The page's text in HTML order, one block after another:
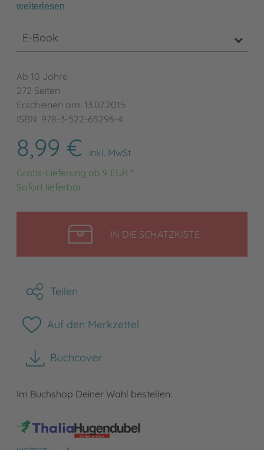
weiterlesen
E-Book
Ab 10 Jahre
272 Seiten
Erschienen am: 13.07.2015
ISBN: 978-3-522-65296-4
8,99 €
inkl. MwSt
Gratis-Lieferung ab 9 EUR *
Sofort lieferbar
IN DIE SCHATZKISTELEGEN
Teilen
Auf den Merkzettel
Buchcover
herunterladen
Im Buchshop Deiner Wahl bestellen: